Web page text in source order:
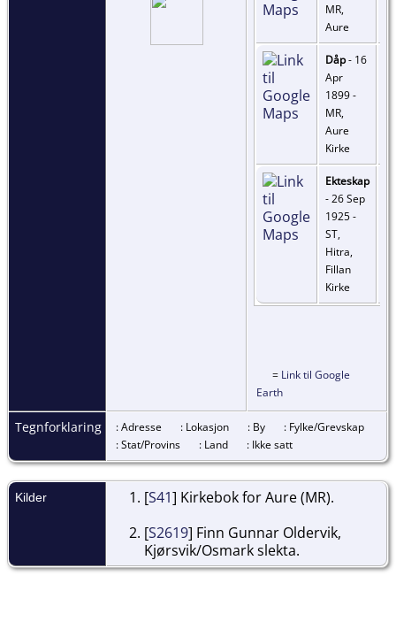
MR,
Aure
Dåp- 16
Apr
1899 -
MR,
Aure
Kirke
Ekteskap
- 26 Sep
1925 -
ST,
Hitra,
Fillan
Kirke
= Link til Google
Earth
Tegnforklaring : Adresse : Lokasjon : By
: Fylke/Grevskap
: Stat/Provins
: Land : Ikke satt
Kilder [S41] Kirkebok for Aure (MR).
[S2619] Finn Gunnar Oldervik,
Kjørsvik/Osmark slekta.